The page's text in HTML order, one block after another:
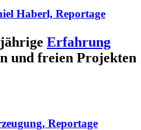
Haberl, Reportage
Erfahrung
und freien Projekten
Reportage